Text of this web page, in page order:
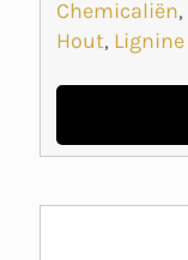
Chemicaliën,
Hout, Lignine